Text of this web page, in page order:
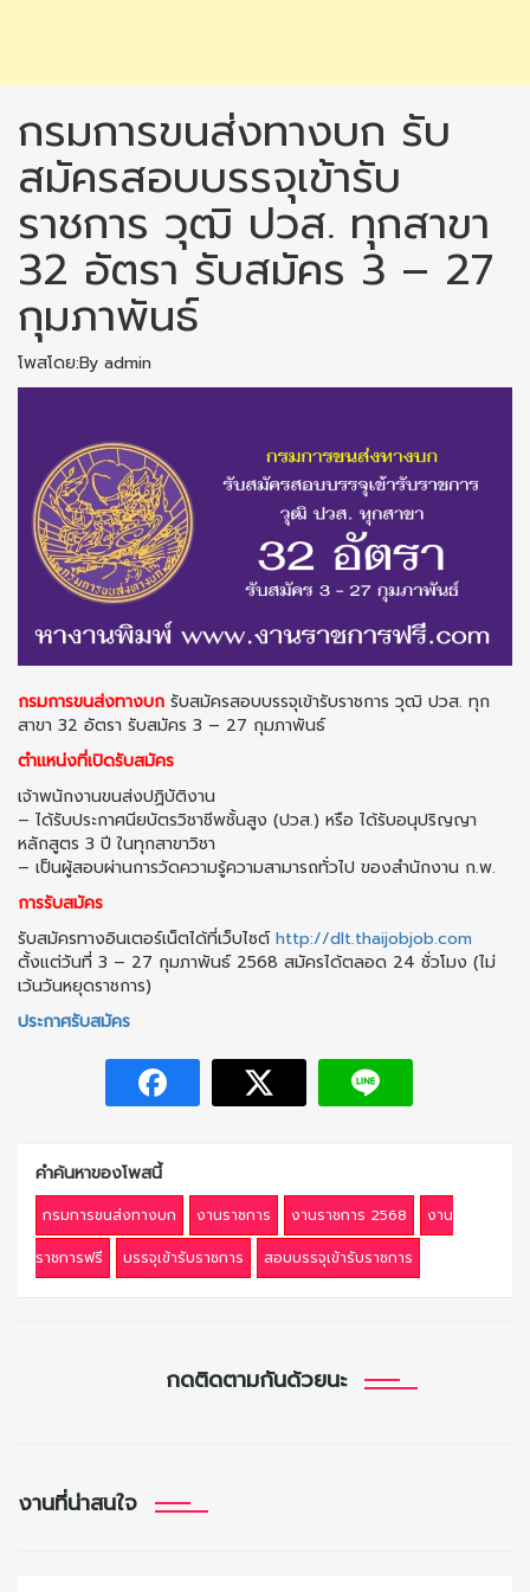
กรมการขนส่งทางบก รับ
สมัครสอบบรรจุเข้ารับ
ราชการ วุฒิ ปวส. ทุกสาขา
32 อัตรา รับสมัคร 3 – 27
กุมภาพันธ์
โพสโดย:By admin
กรมการขนส่งทางบก รับสมัครสอบบรรจุเข้ารับราชการ วุฒิ ปวส. ทุก
สาขา 32 อัตรา รับสมัคร 3 – 27 กุมภาพันธ์
ตำแหน่งที่เปิดรับสมัคร
เจ้าพนักงานขนส่งปฏิบัติงาน
– ได้รับประกาศนียบัตรวิชาชีพชั้นสูง (ปวส.) หรือ ได้รับอนุปริญญา
หลักสูตร 3 ปี ในทุกสาขาวิชา
– เป็นผู้สอบผ่านการวัดความรู้ความสามารถทั่วไป ของสำนักงาน ก.พ.
การรับสมัคร
รับสมัครทางอินเตอร์เน็ตได้ที่เว็บไซต์http://dlt.thaijobjob.com
ตั้งแต่วันที่ 3 – 27 กุมภาพันธ์ 2568 สมัครได้ตลอด 24 ชั่วโมง (ไม่
เว้นวันหยุดราชการ)
ประกาศรับสมัคร
คำค้นหาของโพสนี้
กรมการขนส่งทางบก งานราชการ งานราชการ 2568
งาน
ราชการฟรี
บรรจุเข้ารับราชการ สอบบรรจุเข้ารับราชการ
กดติดตามกันด้วยนะ
งานที่น่าสนใจ